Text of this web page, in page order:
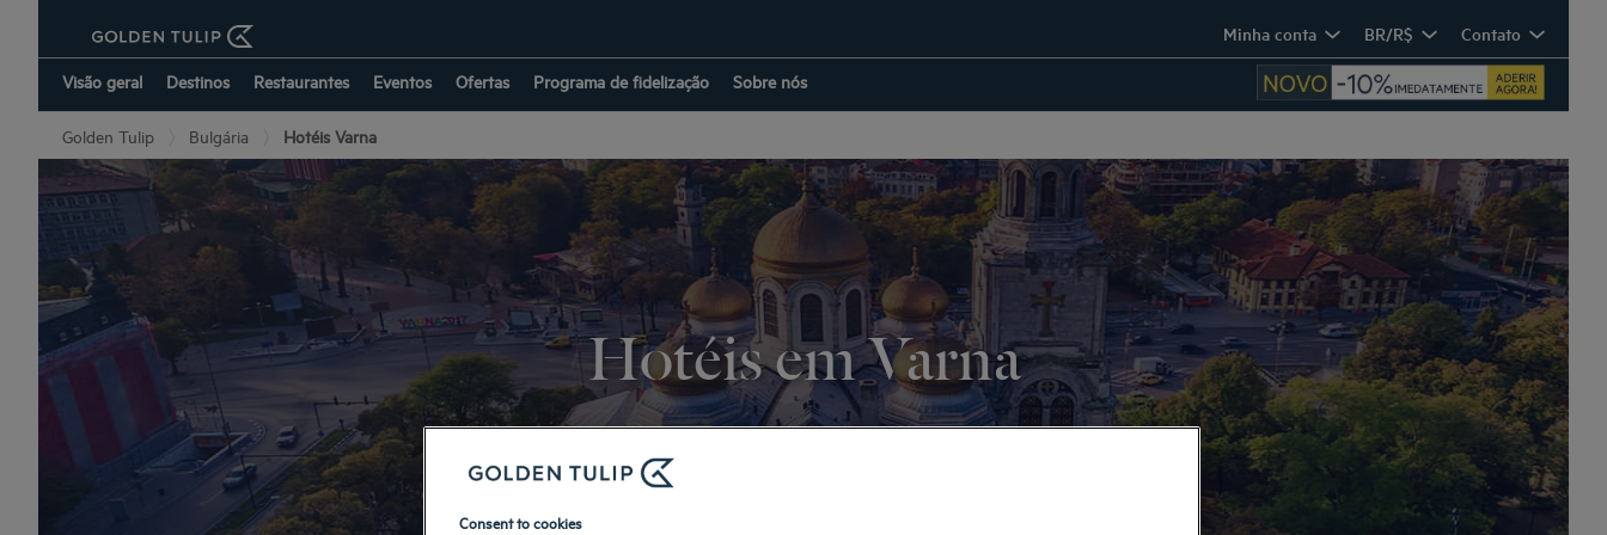
Minha conta BR/R$ Contato
Visão geral Destinos Restaurantes Eventos Ofertas Programa de fidelização Sobre nós
Golden Tulip Bulgária Hotéis Varna
Hotéis em Varna
Consent to cookies